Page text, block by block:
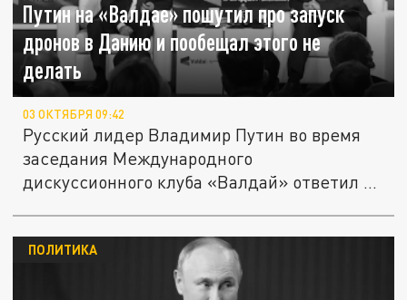
Путин на «Валдае» пошутил про запуск
дронов в Данию и пообещал этого не
делать
03 ОКТЯБРЯ 09:42
Русский лидер Владимир Путин во время
заседания Международного
дискуссионного клуба «Валдай» ответил на
ПОЛИТИКА